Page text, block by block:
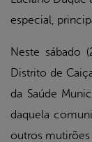
especial,
Neste sábado
Distrito de
da Saúde
daquela
outros mutirões